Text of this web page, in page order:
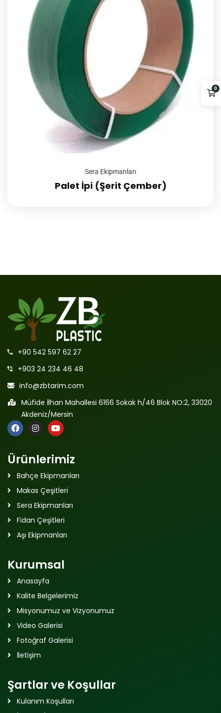
Sera Ekipmanları
Palet İpi (Şerit Çember)
+90 542 597 62 27
+903 24 234 46 48
info@zbtarim.com
Müfide İlhan Mahallesi 6166 Sokak h/46 Blok NO:2, 33020
Akdeniz/Mersin
Ürünlerimiz
Bahçe Ekipmanları
Makas Çeşitleri
Sera Ekipmanları
Fidan Çeşitleri
Aşı Ekipmanları
Kurumsal
Anasayfa
Kalite Belgelerimiz
Misyonumuz ve Vizyonumuz
Video Galerisi
Fotoğraf Galerisi
İletişim
Şartlar ve Koşullar
Kulanım Koşulları
0